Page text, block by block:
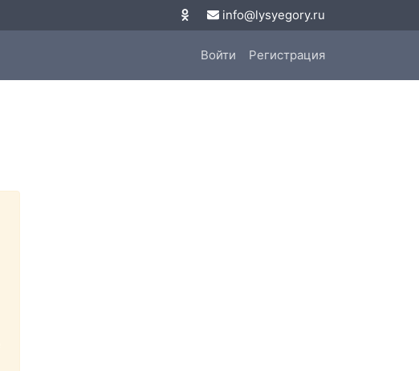
info@lysyegory.ru
Войти Регистрация